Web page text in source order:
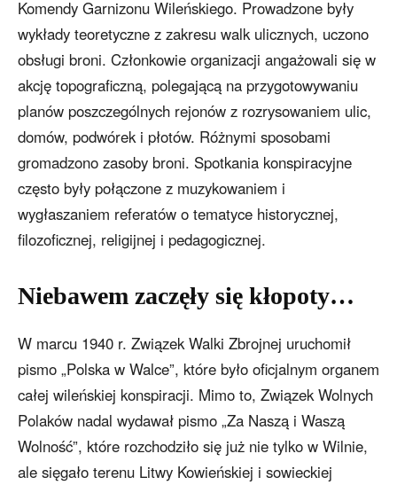
Komendy Garnizonu Wileńskiego. Prowadzone były
wykłady teoretyczne z zakresu walk ulicznych, uczono
obsługi broni. Członkowie organizacji angażowali się w
akcję topograficzną, polegającą na przygotowywaniu
planów poszczególnych rejonów z rozrysowaniem ulic,
domów, podwórek i płotów. Różnymi sposobami
gromadzono zasoby broni. Spotkania konspiracyjne
często były połączone z muzykowaniem i
wygłaszaniem referatów o tematyce historycznej,
filozoficznej, religijnej i pedagogicznej.
Niebawem zaczęły się kłopoty…
W marcu 1940 r. Związek Walki Zbrojnej uruchomił
pismo „Polska w Walce”, które było oficjalnym organem
całej wileńskiej konspiracji. Mimo to, Związek Wolnych
Polaków nadal wydawał pismo „Za Naszą i Waszą
Wolność”, które rozchodziło się już nie tylko w Wilnie,
ale sięgało terenu Litwy Kowieńskiej i sowieckiej